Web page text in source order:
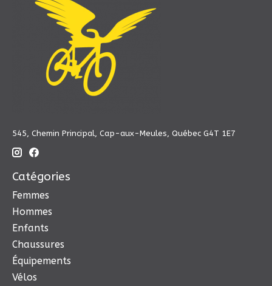
545, Chemin Principal, Cap-aux-Meules, Québec G4T 1E7
Catégories
Femmes
Hommes
Enfants
Chaussures
Équipements
Vélos